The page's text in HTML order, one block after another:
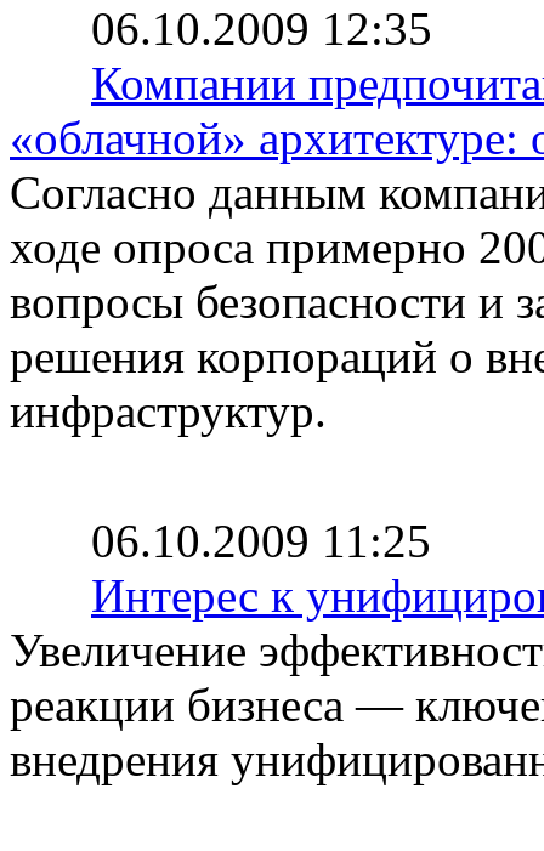
06.10.2009 12:35
Компании
«облачной» архитектуре:
Согласно данным
ходе опроса примерно
вопросы безопасности и
решения корпораций о
инфраструктур.
06.10.2009 11:25
Интерес к
Увеличение
реакции бизнеса —
внедрения